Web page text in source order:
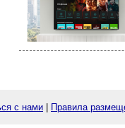
с нами Правила